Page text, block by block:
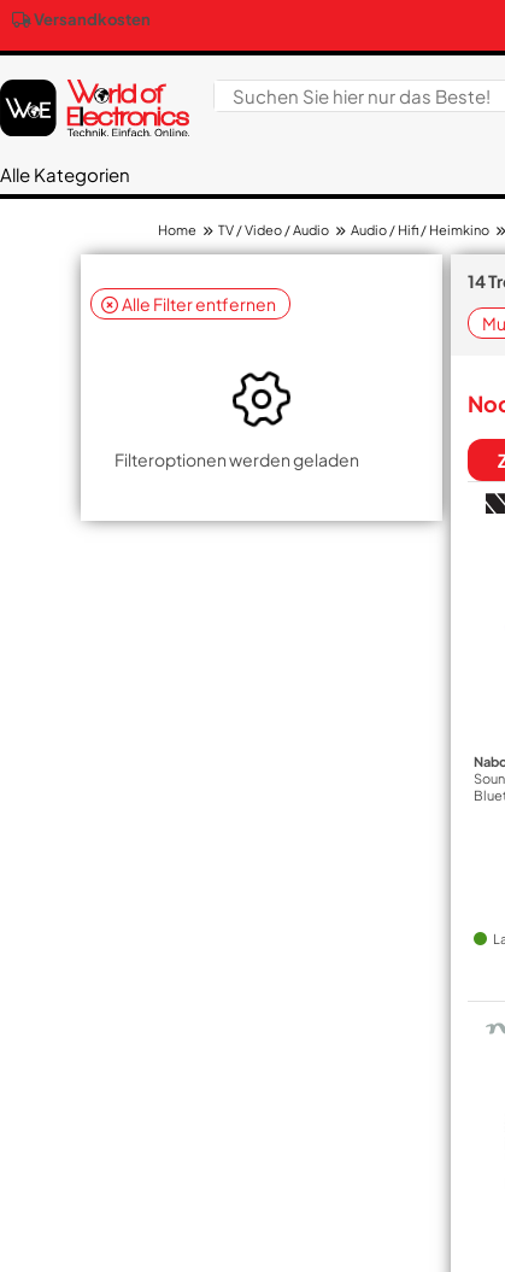
Versandkosten
Alle Kategorien
Home TV / Video / Audio Audio / Hifi / Heimkino
Alle Filter entfernen
Filteroptionen werden geladen
14